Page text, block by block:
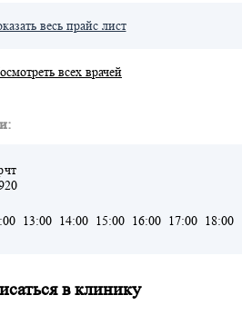
весь прайс лист
всех врачей
чт
20
13:00 14:00 15:00 16:00 17:00 18:00
в клинику